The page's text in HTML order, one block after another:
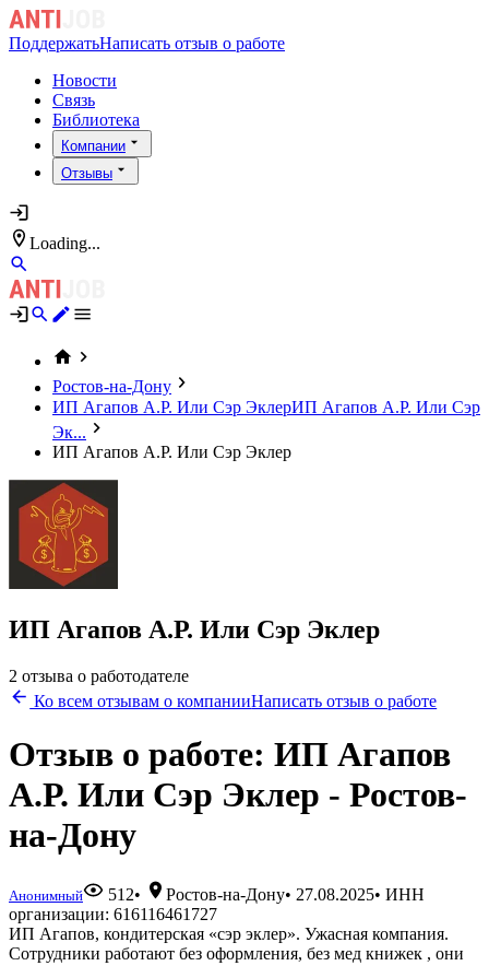
ПоддержатьНаписать отзыв о работе
Новости
Связь
Библиотека
Компании
Отзывы
Loading...
Ростов-на-Дону
ИП Агапов А.Р. Или Сэр ЭклерИП Агапов А.Р. Или Сэр
Эк...
ИП Агапов А.Р. Или Сэр Эклер
ИП Агапов А.Р. Или Сэр Эклер
2 отзыва о работодателе
Ко всем отзывам о компанииНаписать отзыв о работе
Отзыв о работе: ИП Агапов
А.Р. Или Сэр Эклер - Ростов-
на-Дону
Анонимный 512• Ростов-на-Дону• 27.08.2025• ИНН
организации: 616116461727
ИП Агапов, кондитерская «сэр эклер». Ужасная компания.
Сотрудники работают без оформления, без мед книжек , они